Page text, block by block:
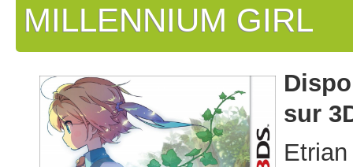
MILLENNIUM GIRL
sur